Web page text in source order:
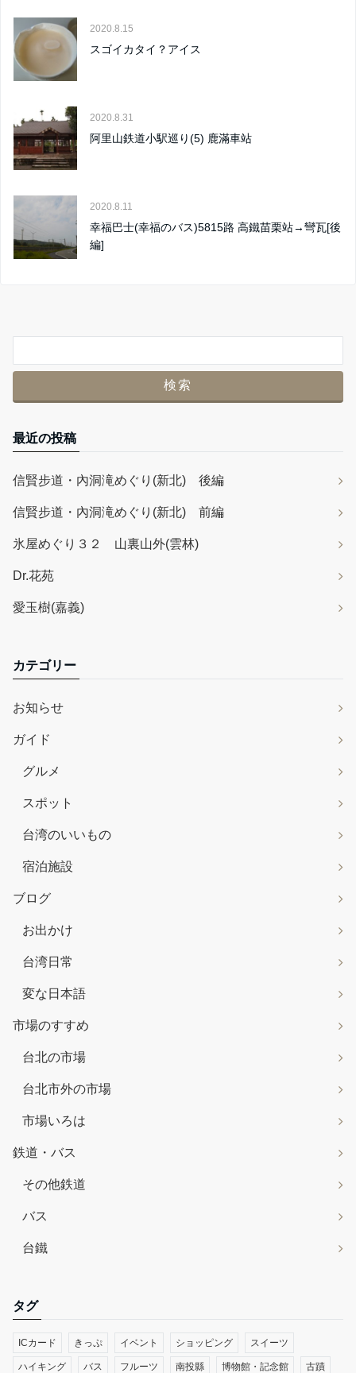
2020.8.15
スゴイカタイ？アイス
2020.8.31
阿里山鉄道小駅巡り(5) 鹿滿車站
2020.8.11
幸福巴士(幸福のバス)5815路 高鐵苗栗站→彎瓦[後
編]
最近の投稿
信賢步道・內洞滝めぐり(新北) 後編
信賢步道・內洞滝めぐり(新北) 前編
氷屋めぐり３２ 山裏山外(雲林)
Dr.花苑
愛玉樹(嘉義)
カテゴリー
お知らせ
ガイド
グルメ
スポット
台湾のいいもの
宿泊施設
ブログ
お出かけ
台湾日常
変な日本語
市場のすすめ
台北の市場
台北市外の市場
市場いろは
鉄道・バス
その他鉄道
バス
台鐵
タグ
ICカード きっぷ イベント ショッピング スイーツ
ハイキング バス フルーツ 南投縣 博物館・記念館 古蹟